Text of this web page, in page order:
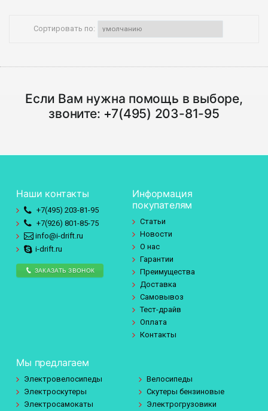
Сортировать по:
Если Вам нужна помощь в выборе,
звоните: +7(495) 203-81-95
Наши контакты
+7(495) 203-81-95
+7(926) 801-85-75
info@i-drift.ru
i-drift.ru
ЗАКАЗАТЬ ЗВОНОК
Информация
покупателям
Статьи
Новости
О нас
Гарантии
Преимущества
Доставка
Самовывоз
Тест-драйв
Оплата
Контакты
Мы предлагаем
Электровелосипеды
Велосипеды
Электроскутеры
Скутеры бензиновые
Электросамокаты
Электрогрузовики